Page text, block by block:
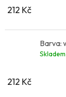
212 Kč
Barva:
Skladem
212 Kč